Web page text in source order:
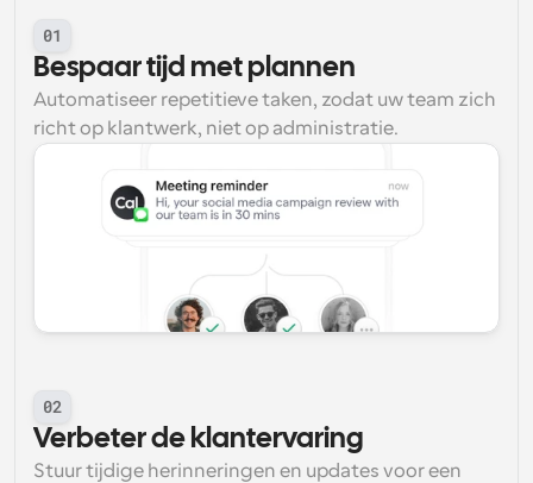
01
Bespaar tijd met plannen
Automatiseer repetitieve taken, zodat uw team zich
richt op klantwerk, niet op administratie.
02
Verbeter de klantervaring
Stuur tijdige herinneringen en updates voor een